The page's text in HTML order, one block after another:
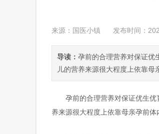
来源：国医小镇 发布时间：
导读： 孕前的合理营养对保证优
儿的营养来源很大程度上依靠母
孕前的合理营养对保证优生
养来源很大程度上依靠母亲孕前体